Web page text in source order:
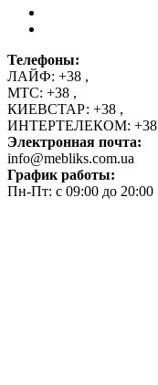
Телефоны:
ЛАЙФ: +38 ,
МТС: +38 ,
КИЕВСТАР: +38 ,
ИНТЕРТЕЛЕКОМ: +38
Электронная почта:
info@mebliks.com.ua
График работы:
Пн-Пт: с 09:00 до 20:00